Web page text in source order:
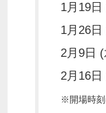
1月19
1月26
2月9日
2月16日
※開場時刻